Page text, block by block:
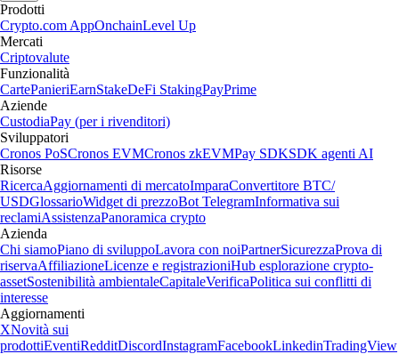
Prodotti
Crypto.com AppOnchainLevel Up
Mercati
Criptovalute
Funzionalità
CartePanieriEarnStakeDeFi StakingPayPrime
Aziende
CustodiaPay (per i rivenditori)
Sviluppatori
Cronos PoSCronos EVMCronos zkEVMPay SDKSDK agenti AI
Risorse
RicercaAggiornamenti di mercatoImparaConvertitore BTC/
USDGlossarioWidget di prezzoBot TelegramInformativa sui
reclamiAssistenzaPanoramica crypto
Azienda
Chi siamoPiano di sviluppoLavora con noiPartnerSicurezzaProva di
riservaAffiliazioneLicenze e registrazioniHub esplorazione crypto-
assetSostenibilità ambientaleCapitaleVerificaPolitica sui conflitti di
interesse
Aggiornamenti
XNovità sui
prodottiEventiRedditDiscordInstagramFacebookLinkedinTradingView